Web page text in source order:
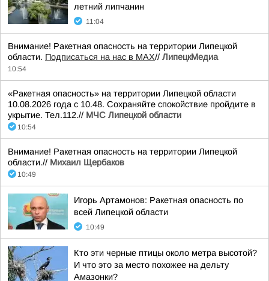
летний липчанин
11:04
Внимание! Ракетная опасность на территории Липецкой
области. Подписаться на нас в МАХ// ЛипецкМедиа
10:54
«Ракетная опасность» на территории Липецкой области
10.08.2026 года с 10.48. Сохраняйте спокойствие пройдите в
укрытие. Тел.112.// МЧС Липецкой области
10:54
Внимание! Ракетная опасность на территории Липецкой
области.// Михаил Щербаков
10:49
Игорь Артамонов: Ракетная опасность по
всей Липецкой области
10:49
Кто эти черные птицы около метра высотой?
И что это за место похожее на дельту
Амазонки?